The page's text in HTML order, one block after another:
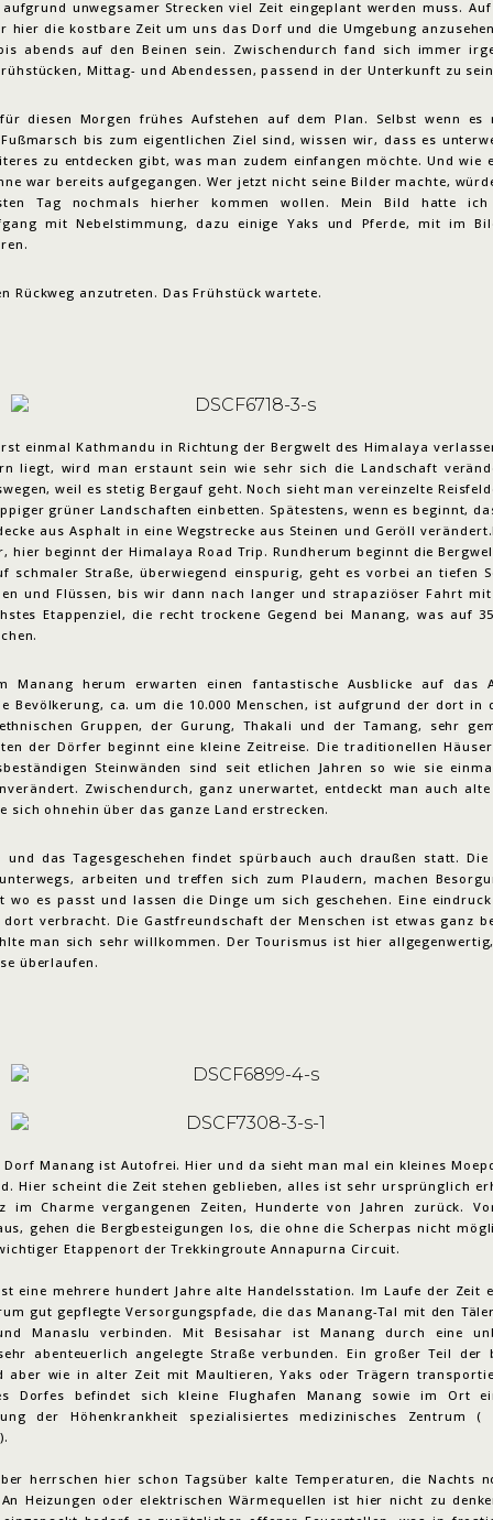
unwegsamer Strecken viel Zeit eingeplant werden muss.
hier die kostbare Zeit um uns das Dorf und die Umgebung
abends auf den Beinen sein. Zwischendurch fand sich immer
Mittag- und Abendessen, passend in der Unterkunft zu
diesen Morgen frühes Aufstehen auf dem Plan. Selbst wenn es
bis zum eigentlichen Ziel sind, wissen wir, dass es
zu entdecken gibt, was man zudem einfangen möchte. Und wie
war bereits aufgegangen. Wer jetzt nicht seine Bilder machte,
Tag nochmals hierher kommen wollen. Mein Bild hatte ich
mit Nebelstimmung, dazu einige Yaks und Pferde, mit im
Rückweg anzutreten. Das Frühstück wartete.
einmal Kathmandu in Richtung der Bergwelt des Himalaya
liegt, wird man erstaunt sein wie sehr sich die Landschaft
weil es stetig Bergauf geht. Noch sieht man vereinzelte
grüner Landschaften einbetten. Spätestens, wenn es beginnt,
aus Asphalt in eine Wegstrecke aus Steinen und Geröll
hier beginnt der Himalaya Road Trip. Rundherum beginnt die
schmaler Straße, überwiegend einspurig, geht es vorbei an tiefen
und Flüssen, bis wir dann nach langer und strapaziöser Fahrt mit
Etappenziel, die recht trockene Gegend bei Manang, was auf
Manang herum erwarten einen fantastische Ausblicke auf das
Bevölkerung, ca. um die 10.000 Menschen, ist aufgrund der dort in
Gruppen, der Gurung, Thakali und der Tamang, sehr
der Dörfer beginnt eine kleine Zeitreise. Die traditionellen
Steinwänden sind seit etlichen Jahren so wie sie
Zwischendurch, ganz unerwartet, entdeckt man auch
sich ohnehin über das ganze Land erstrecken.
und das Tagesgeschehen findet spürbauch auch draußen statt. Die
arbeiten und treffen sich zum Plaudern, machen
wo es passt und lassen die Dinge um sich geschehen. Eine
verbracht. Die Gastfreundschaft der Menschen ist etwas ganz
man sich sehr willkommen. Der Tourismus ist hier
überlaufen.
Dorf Manang ist Autofrei. Hier und da sieht man mal ein kleines
Hier scheint die Zeit stehen geblieben, alles ist sehr ursprünglich
im Charme vergangenen Zeiten, Hunderte von Jahren zurück.
gehen die Bergbesteigungen los, die ohne die Scherpas nicht
Etappenort der Trekkingroute Annapurna Circuit.
eine mehrere hundert Jahre alte Handelsstation. Im Laufe der Zeit
gut gepflegte Versorgungspfade, die das Manang-Tal mit den
Manaslu verbinden. Mit Besisahar ist Manang durch eine
abenteuerlich angelegte Straße verbunden. Ein großer Teil der
aber wie in alter Zeit mit Maultieren, Yaks oder Trägern
Dorfes befindet sich kleine Flughafen Manang sowie im Ort
der Höhenkrankheit spezialisiertes medizinisches Zentrum (
herrschen hier schon Tagsüber kalte Temperaturen, die Nachts
Heizungen oder elektrischen Wärmequellen ist hier nicht zu